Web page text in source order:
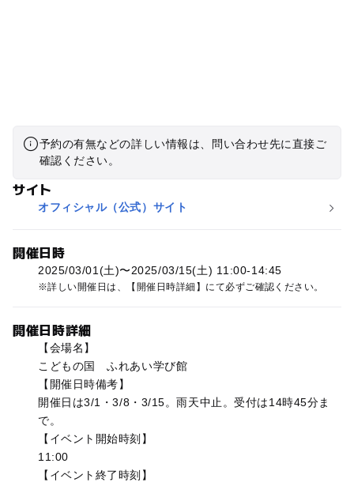
予約の有無などの詳しい情報は、問い合わせ先に直接ご
確認ください。
サイト
オフィシャル（公式）サイト
開催日時
2025/03/01(土)〜2025/03/15(土) 11:00-14:45
詳しい開催日は、【開催日時詳細】にて必ずご確認ください。
開催日時詳細
【会場名】
こどもの国 ふれあい学び館
【開催日時備考】
開催日は3/1・3/8・3/15。雨天中止。受付は14時45分ま
で。
【イベント開始時刻】
11:00
【イベント終了時刻】